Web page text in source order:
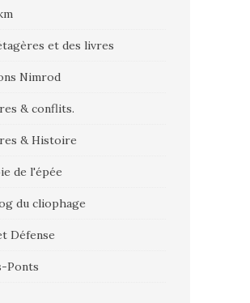
et des livres
Nimrod
& conflits.
& Histoire
de l'épée
du cliophage
Défense
Ponts